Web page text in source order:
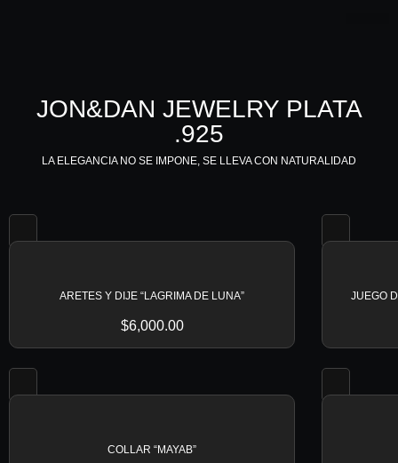
JON&DAN JEWELRY PLATA
.925
LA ELEGANCIA NO SE IMPONE, SE LLEVA CON NATURALIDAD
ARETES Y DIJE “LAGRIMA DE LUNA”
$6,000.00
JUEGO
COLLAR “MAYAB”